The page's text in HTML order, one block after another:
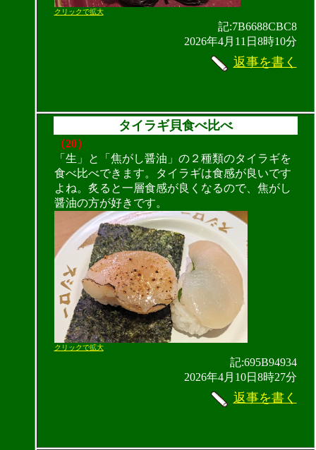
クリックで拡大
記:7B6688CBC8
2026年4月11日8時10分
返事を書く
タイラギ貝食べ比べ
（20）
「生」と「焦がし醤油」の２種類のタイラギを
食べ比べできます。タイラギは食感が良いです
よね。炙ると一層食感が良くなるので、焦がし
醤油の方が好きです。
クリックで拡大
記:695B94934
2026年4月10日8時27分
返事を書く